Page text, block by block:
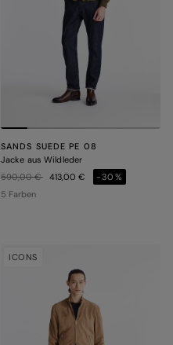
SANDS SUEDE PE 08
Jacke aus Wildleder
Preis reduziert von
590,00 €auf413,00 €
-30%
5 Farben
ICONS